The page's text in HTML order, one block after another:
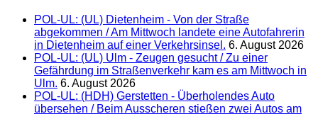
POL-UL: (UL) Dietenheim - Von der Straße
abgekommen / Am Mittwoch landete eine Autofahrerin
in Dietenheim auf einer Verkehrsinsel. 6. August 2026
POL-UL: (UL) Ulm - Zeugen gesucht / Zu einer
Gefährdung im Straßenverkehr kam es am Mittwoch in
Ulm. 6. August 2026
POL-UL: (HDH) Gerstetten - Überholendes Auto
übersehen / Beim Ausscheren stießen zwei Autos am